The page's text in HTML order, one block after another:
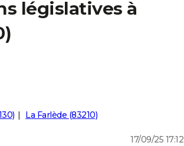
législatives à
La Farlède (83210)
17/09/25 17:12